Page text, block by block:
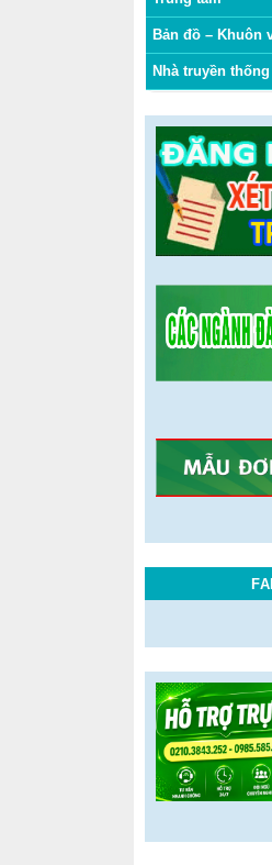
Bản đồ – Khuôn
Nhà truyền thống